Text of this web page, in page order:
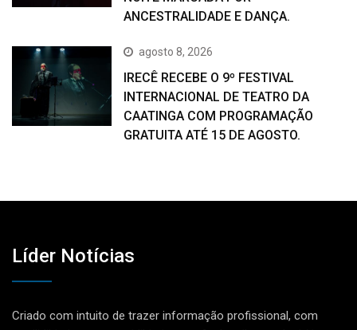
ANCESTRALIDADE E DANÇA.
agosto 8, 2026
IRECÊ RECEBE O 9º FESTIVAL
INTERNACIONAL DE TEATRO DA
CAATINGA COM PROGRAMAÇÃO
GRATUITA ATÉ 15 DE AGOSTO.
Líder Notícias
Criado com intuito de trazer informação profissional, com